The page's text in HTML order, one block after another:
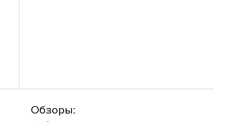
Обзоры: